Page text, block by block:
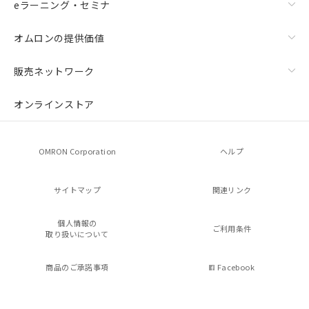
eラーニング・セミナ
オムロンの提供価値
販売ネットワーク
オンラインストア
OMRON Corporation ヘルプ
サイトマップ 関連リンク
個人情報の
取り扱いについて
ご利用条件
商品のご承諾事項 Facebook